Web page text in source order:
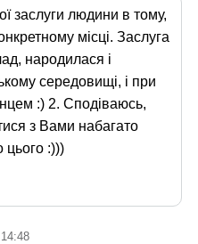
заслуги людини в тому,
місці. Заслуга
народилася і
середовищі, і при
:) 2. Сподіваюсь,
з Вами набагато
цього :)))